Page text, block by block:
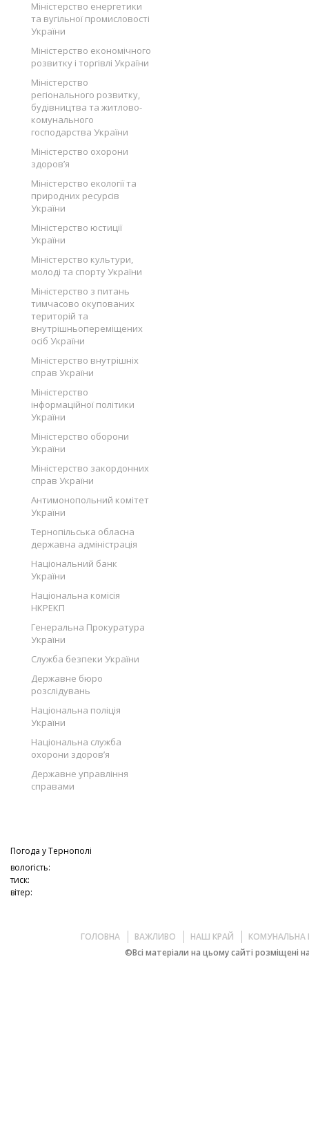
Міністерство енергетики
та вугільної промисловості
України
Міністерство економічного
розвитку і торгівлі України
Міністерство
регіонального розвитку,
будівництва та житлово-
комунального
господарства України
Міністерство охорони
здоров’я
Міністерство екології та
природних ресурсів
України
Міністерство юстиції
України
Міністерство культури,
молоді та спорту України
Міністерство з питань
тимчасово окупованих
територій та
внутрішньопереміщених
осіб України
Міністерство внутрішніх
справ України
Міністерство
інформаційної політики
України
Міністерство оборони
України
Міністерство закордонних
справ України
Антимонопольний комітет
України
Тернопільська обласна
державна адміністрація
Національний банк
України
Національна комісія
НКРЕКП
Генеральна Прокуратура
України
Служба безпеки України
Державне бюро
розслідувань
Національна поліція
України
Національна служба
охорони здоров’я
Державне управління
справами
Погода уТернополі
вологість:
тиск:
вітер:
ГОЛОВНА ВАЖЛИВО НАШ КРАЙ
КОМУНАЛЬНА
©Всі матеріали на цьому сайті розміщені